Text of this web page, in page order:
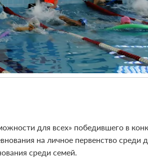
для всех» победившего в
на личное первенство среди
среди семей.